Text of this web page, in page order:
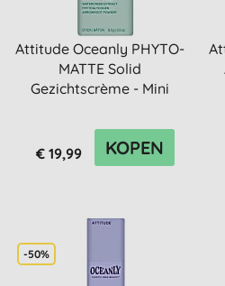
Attitude Oceanly PHYTO-
MATTE Solid
Gezichtscrème - Mini
€ 19,99 KOPEN
-50%